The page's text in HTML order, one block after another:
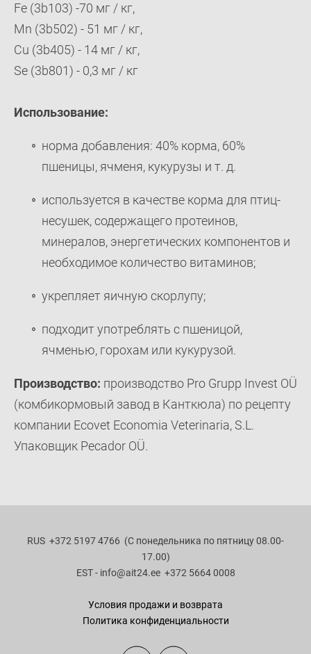
Fe (3b103) -70 мг / кг,
Mn (3b502) - 51 мг / кг,
Cu (3b405) - 14 мг / кг,
Se (3b801) - 0,3 мг / кг
Использование:
норма добавления: 40% корма, 60%
пшеницы, ячменя, кукурузы и т. д.
используется в качестве корма для птиц-
несушек, содержащего протеинов,
минералов, энергетических компонентов и
необходимое количество витаминов;
укрепляет яичную скорлупу;
подходит употреблять с пшеницой,
ячменью, горохам или кукурузой.
Производство: производство Pro Grupp Invest OÜ
(комбикормовый завод в Канткюла) по рецепту
компании Ecovet Economia Veterinaria, S.L.
Упаковщик Pecador OÜ.
RUS +372 5197 4766 (С понедельника по пятницу 08.00-
17.00)
EST - info@ait24.ee+372 5664 0008
Условия продажи и возврата
Политика конфиденциальности